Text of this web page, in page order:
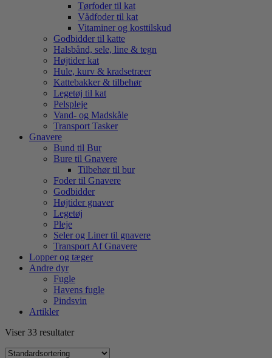
Tørfoder til kat
Vådfoder til kat
Vitaminer og kosttilskud
Godbidder til katte
Halsbånd, sele, line & tegn
Højtider kat
Hule, kurv & kradsetræer
Kattebakker & tilbehør
Legetøj til kat
Pelspleje
Vand- og Madskåle
Transport Tasker
Gnavere
Bund til Bur
Bure til Gnavere
Tilbehør til bur
Foder til Gnavere
Godbidder
Højtider gnaver
Legetøj
Pleje
Seler og Liner til gnavere
Transport Af Gnavere
Lopper og tæger
Andre dyr
Fugle
Havens fugle
Pindsvin
Artikler
Viser 33 resultater